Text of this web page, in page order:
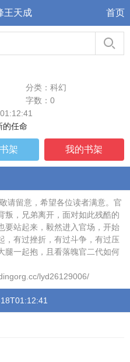
王天成 首页
分类：科幻
字数：0
的任命
架 我的书架
请留意，希望各位读者满意。官
叛，兄弟离开，面对如此残酷的
要站起来，毅然进入官场，开始
，有过挫折，有过斗争，有过压
腿一起抱，且看落魄官二代如何
lyd26129006/